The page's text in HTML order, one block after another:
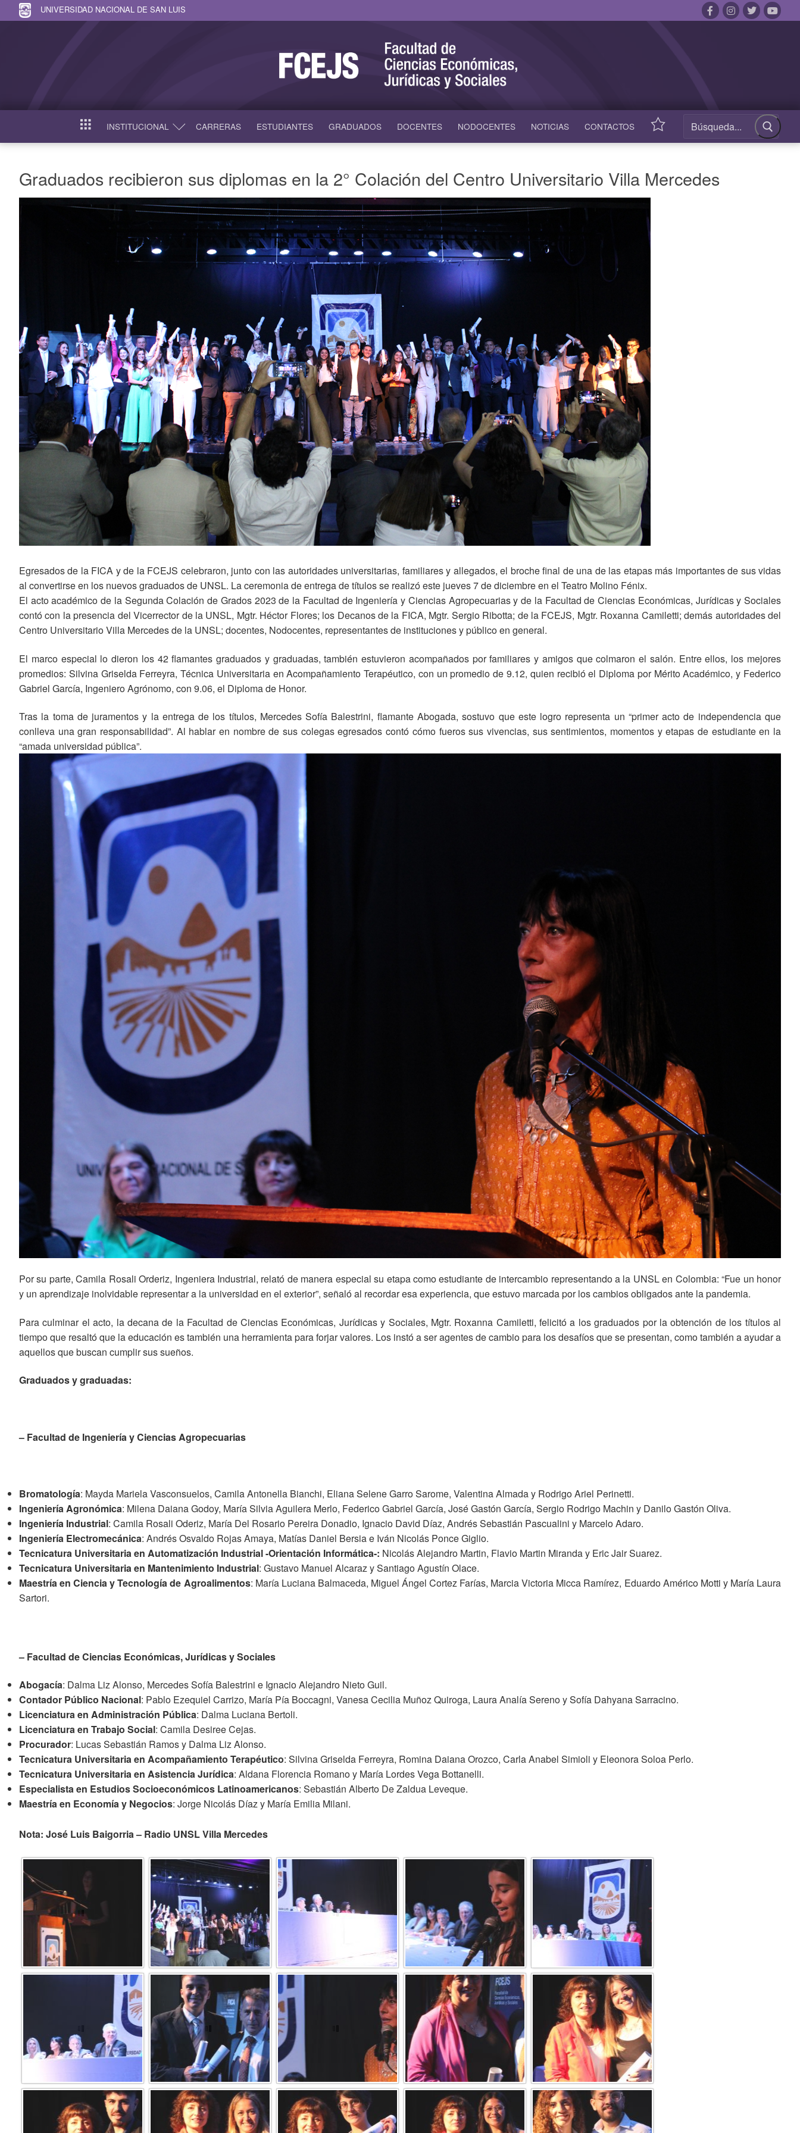
UNIVERSIDAD NACIONAL DE SAN LUIS
INICIO INSTITUCIONAL CARRERAS ESTUDIANTES GRADUADOS DOCENTES NODOCENTES NOTICIAS CONTACTOS ACCESOS
Graduados recibieron sus diplomas en la 2° Colación del Centro Universitario Villa Mercedes
Egresados de la FICA y de la FCEJS celebraron, junto con las autoridades universitarias, familiares y allegados, el broche final de una de las etapas más importantes de sus vidas
al convertirse en los nuevos graduados de UNSL. La ceremonia de entrega de títulos se realizó este jueves 7 de diciembre en el Teatro Molino Fénix.
El acto académico de la Segunda Colación de Grados 2023 de la Facultad de Ingeniería y Ciencias Agropecuarias y de la Facultad de Ciencias Económicas, Jurídicas y Sociales
contó con la presencia del Vicerrector de la UNSL, Mgtr. Héctor Flores; los Decanos de la FICA, Mgtr. Sergio Ribotta; de la FCEJS, Mgtr. Roxanna Camiletti; demás autoridades del
Centro Universitario Villa Mercedes de la UNSL; docentes, Nodocentes, representantes de instituciones y público en general.
El marco especial lo dieron los 42 flamantes graduados y graduadas, también estuvieron acompañados por familiares y amigos que colmaron el salón. Entre ellos, los mejores
promedios: Silvina Griselda Ferreyra, Técnica Universitaria en Acompañamiento Terapéutico, con un promedio de 9.12, quien recibió el Diploma por Mérito Académico, y Federico
Gabriel García, Ingeniero Agrónomo, con 9.06, el Diploma de Honor.
Tras la toma de juramentos y la entrega de los títulos, Mercedes Sofía Balestrini, flamante Abogada, sostuvo que este logro representa un “primer acto de independencia que
conlleva una gran responsabilidad”. Al hablar en nombre de sus colegas egresados contó cómo fueros sus vivencias, sus sentimientos, momentos y etapas de estudiante en la
“amada universidad pública”.
Por su parte, Camila Rosali Orderiz, Ingeniera Industrial, relató de manera especial su etapa como estudiante de intercambio representando a la UNSL en Colombia: “Fue un honor
y un aprendizaje inolvidable representar a la universidad en el exterior”, señaló al recordar esa experiencia, que estuvo marcada por los cambios obligados ante la pandemia.
Para culminar el acto, la decana de la Facultad de Ciencias Económicas, Jurídicas y Sociales, Mgtr. Roxanna Camiletti, felicitó a los graduados por la obtención de los títulos al
tiempo que resaltó que la educación es también una herramienta para forjar valores. Los instó a ser agentes de cambio para los desafíos que se presentan, como también a ayudar a
aquellos que buscan cumplir sus sueños.
Graduados y graduadas:
– Facultad de Ingeniería y Ciencias Agropecuarias
Bromatología: Mayda Mariela Vasconsuelos, Camila Antonella Bianchi, Eliana Selene Garro Sarome, Valentina Almada y Rodrigo Ariel Perinetti.
Ingeniería Agronómica: Milena Daiana Godoy, María Silvia Aguilera Merlo, Federico Gabriel García, José Gastón García, Sergio Rodrigo Machin y Danilo Gastón Oliva.
Ingeniería Industrial: Camila Rosali Oderiz, María Del Rosario Pereira Donadio, Ignacio David Díaz, Andrés Sebastián Pascualini y Marcelo Adaro.
Ingeniería Electromecánica: Andrés Osvaldo Rojas Amaya, Matías Daniel Bersia e Iván Nicolás Ponce Giglio.
Tecnicatura Universitaria en Automatización Industrial -Orientación Informática-: Nicolás Alejandro Martin, Flavio Martin Miranda y Eric Jair Suarez.
Tecnicatura Universitaria en Mantenimiento Industrial: Gustavo Manuel Alcaraz y Santiago Agustín Olace.
Maestría en Ciencia y Tecnología de Agroalimentos: María Luciana Balmaceda, Miguel Ángel Cortez Farías, Marcia Victoria Micca Ramírez, Eduardo Américo Motti y María Laura
Sartori.
– Facultad de Ciencias Económicas, Jurídicas y Sociales
Abogacía: Dalma Liz Alonso, Mercedes Sofía Balestrini e Ignacio Alejandro Nieto Guil.
Contador Público Nacional: Pablo Ezequiel Carrizo, María Pía Boccagni, Vanesa Cecilia Muñoz Quiroga, Laura Analía Sereno y Sofía Dahyana Sarracino.
Licenciatura en Administración Pública: Dalma Luciana Bertoli.
Licenciatura en Trabajo Social: Camila Desiree Cejas.
Procurador: Lucas Sebastián Ramos y Dalma Liz Alonso.
Tecnicatura Universitaria en Acompañamiento Terapéutico: Silvina Griselda Ferreyra, Romina Daiana Orozco, Carla Anabel Simioli y Eleonora Soloa Perlo.
Tecnicatura Universitaria en Asistencia Jurídica: Aldana Florencia Romano y María Lordes Vega Bottanelli.
Especialista en Estudios Socioeconómicos Latinoamericanos: Sebastián Alberto De Zaldua Leveque.
Maestría en Economía y Negocios: Jorge Nicolás Díaz y María Emilia Milani.
Nota: José Luis Baigorria – Radio UNSL Villa Mercedes